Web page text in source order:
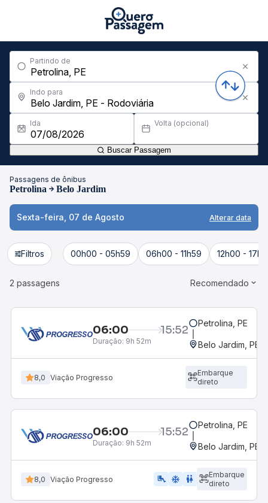
Partindo de
Indo para
Ida Volta (opcional)
Buscar Passagem
Passagens de ônibus
Petrolina Belo Jardim
Sexta-feira, 07 de Agosto Alterar data
Filtros 00h00 - 05h59 06h00 - 11h59 12h00 -
2 passagens Recomendado
06:00 15:52
Duração: 9h 52m
Petrolina, PE
Belo Jardim, PE
8,0 Viação Progresso
Embarque
direto
06:00 15:52
Duração: 9h 52m
Petrolina, PE
Belo Jardim, PE
8,0 Viação Progresso airline_seat_legroom_extra ac_unit wc
Embarque
direto